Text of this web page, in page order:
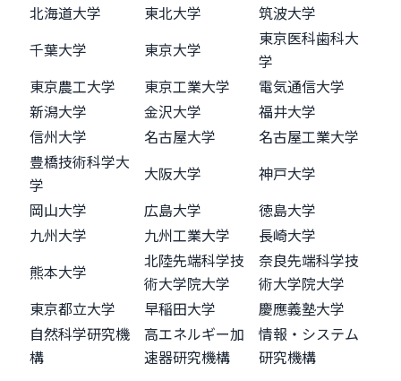
北海道大学
東北大学
筑波大学
千葉大学
東京大学
東京医科歯科大
学
東京農工大学
東京工業大学
電気通信大学
新潟大学
金沢大学
福井大学
信州大学
名古屋大学
名古屋工業大学
豊橋技術科学大
学
大阪大学
神戸大学
岡山大学
広島大学
徳島大学
九州大学
九州工業大学
長崎大学
熊本大学
北陸先端科学技
術大学院大学
奈良先端科学技
術大学院大学
東京都立大学
早稲田大学
慶應義塾大学
自然科学研究機
構
高エネルギー加
速器研究機構
情報・システム
研究機構